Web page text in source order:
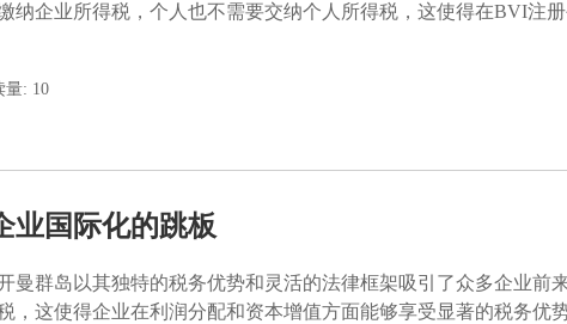
纳企业所得税，个人也不需要交纳个人所得税，这使得在BVI注
量: 10
业国际化的跳板
曼群岛以其独特的税务优势和灵活的法律框架吸引了众多企业前
，这使得企业在利润分配和资本增值方面能够享受显著的税务优